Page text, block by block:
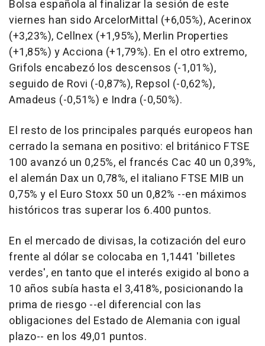
Bolsa española al finalizar la sesión de este
viernes han sido ArcelorMittal (+6,05%), Acerinox
(+3,23%), Cellnex (+1,95%), Merlin Properties
(+1,85%) y Acciona (+1,79%). En el otro extremo,
Grifols encabezó los descensos (-1,01%),
seguido de Rovi (-0,87%), Repsol (-0,62%),
Amadeus (-0,51%) e Indra (-0,50%).
El resto de los principales parqués europeos han
cerrado la semana en positivo: el británico FTSE
100 avanzó un 0,25%, el francés Cac 40 un 0,39%,
el alemán Dax un 0,78%, el italiano FTSE MIB un
0,75% y el Euro Stoxx 50 un 0,82% --en máximos
históricos tras superar los 6.400 puntos.
En el mercado de divisas, la cotización del euro
frente al dólar se colocaba en 1,1441 'billetes
verdes', en tanto que el interés exigido al bono a
10 años subía hasta el 3,418%, posicionando la
prima de riesgo --el diferencial con las
obligaciones del Estado de Alemania con igual
plazo-- en los 49,01 puntos.